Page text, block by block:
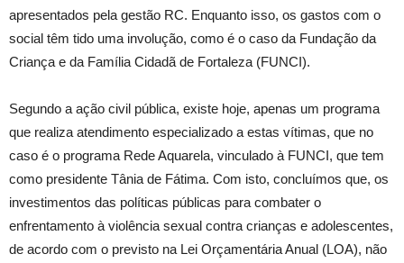
apresentados pela gestão RC. Enquanto isso, os gastos com o
social têm tido uma involução, como é o caso da Fundação da
Criança e da Família Cidadã de Fortaleza (FUNCI).
Segundo a ação civil pública, existe hoje, apenas um programa
que realiza atendimento especializado a estas vítimas, que no
caso é o programa Rede Aquarela, vinculado à FUNCI, que tem
como presidente Tânia de Fátima. Com isto, concluímos que, os
investimentos das políticas públicas para combater o
enfrentamento à violência sexual contra crianças e adolescentes,
de acordo com o previsto na Lei Orçamentária Anual (LOA), não